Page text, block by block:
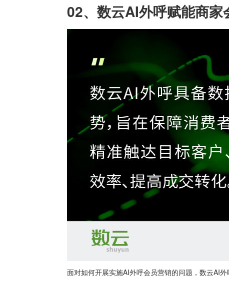
02、数云AI外呼赋能商家
面对如何开展实施AI外呼会员营销的问题，数云AI